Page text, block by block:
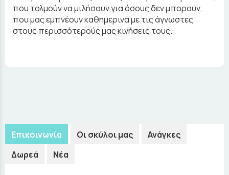
που τολμούν να μιλήσουν για όσους δεν μπορούν,
που μας εμπνέουν καθημερινά με τις άγνωστες
στους περισσότερούς μας κινήσεις τους.
Επικοινωνία Οι σκύλοι μας
Ανάγκες
Δωρεά
Νέα